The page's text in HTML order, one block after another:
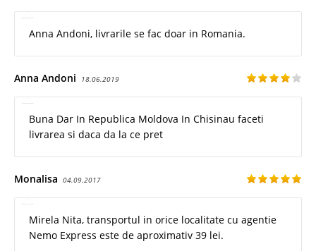
Anna Andoni, livrarile se fac doar in Romania.
Anna Andoni 18.06.2019
Buna Dar In Republica Moldova In Chisinau faceti
livrarea si daca da la ce pret
Monalisa 04.09.2017
Mirela Nita, transportul in orice localitate cu agentie
Nemo Express este de aproximativ 39 lei.